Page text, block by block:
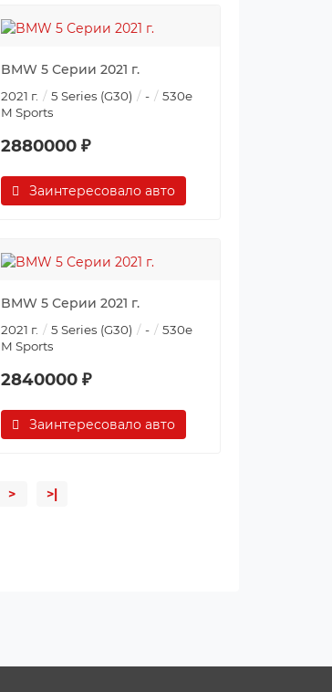
BMW 5 Серии 2021 г.
2021 г. 5 Series (G30) -
530e
M Sports
2880000 ₽
Заинтересовало авто
BMW 5 Серии 2021 г.
2021 г. 5 Series (G30) -
530e
M Sports
2840000 ₽
Заинтересовало авто
> >|